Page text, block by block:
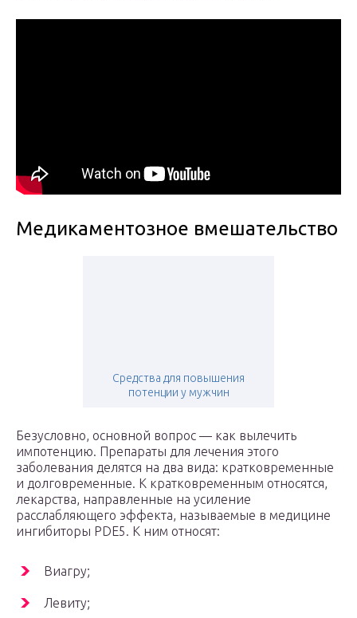
Медикаментозное вмешательство
Средства для повышения
потенции у мужчин
Безусловно, основной вопрос — как вылечить
импотенцию. Препараты для лечения этого
заболевания делятся на два вида: кратковременные
и долговременные. К кратковременным относятся,
лекарства, направленные на усиление
расслабляющего эффекта, называемые в медицине
ингибиторы PDE5. К ним относят:
Виагру;
Левиту;